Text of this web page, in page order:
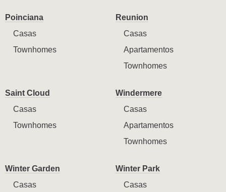
Poinciana
Casas
Townhomes
Reunion
Casas
Apartamentos
Townhomes
Saint Cloud
Casas
Townhomes
Windermere
Casas
Apartamentos
Townhomes
Winter Garden
Casas
Winter Park
Casas